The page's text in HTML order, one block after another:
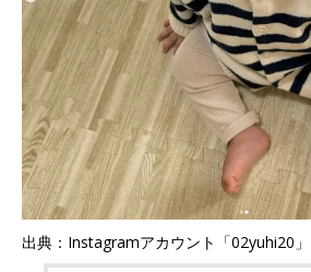
出典：Instagramアカウント「02yuhi20」